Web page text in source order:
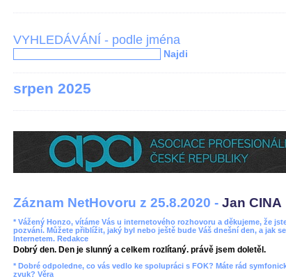
VYHLEDÁVÁNÍ - podle jména
Najdi
srpen 2025
Záznam NetHovoru z 25.8.2020 - Jan CINA
* Vážený Honzo, vítáme Vás u internetového rozhovoru a děkujeme, že
pozvání. Můžete přiblížit, jaký byl nebo ještě bude Váš dnešní den, a jak
Internetem. Redakce
Dobrý den. Den je slunný a celkem rozlítaný. právě jsem doletěl.
* Dobré odpoledne, co vás vedlo ke spolupráci s FOK? Máte rád
zvuk? Věra